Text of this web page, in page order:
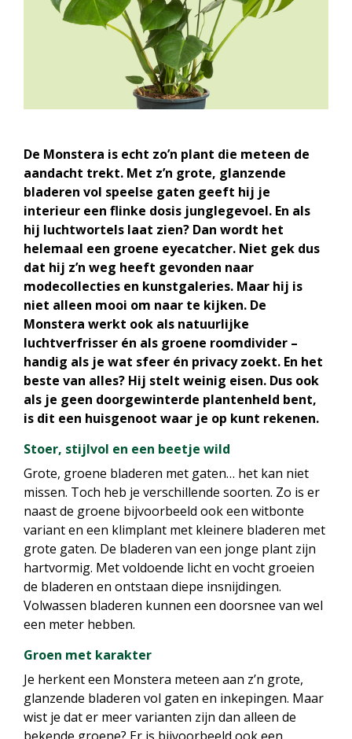
De Monstera is echt zo’n plant die meteen de
aandacht trekt. Met z’n grote, glanzende
bladeren vol speelse gaten geeft hij je
interieur een flinke dosis junglegevoel. En als
hij luchtwortels laat zien? Dan wordt het
helemaal een groene eyecatcher. Niet gek dus
dat hij z’n weg heeft gevonden naar
modecollecties en kunstgaleries. Maar hij is
niet alleen mooi om naar te kijken. De
Monstera werkt ook als natuurlijke
luchtverfrisser én als groene roomdivider –
handig als je wat sfeer én privacy zoekt. En het
beste van alles? Hij stelt weinig eisen. Dus ook
als je geen doorgewinterde plantenheld bent,
is dit een huisgenoot waar je op kunt rekenen.
Stoer, stijlvol en een beetje wild
Grote, groene bladeren met gaten… het kan niet
missen. Toch heb je verschillende soorten. Zo is er
naast de groene bijvoorbeeld ook een witbonte
variant en een klimplant met kleinere bladeren met
grote gaten. De bladeren van een jonge plant zijn
hartvormig. Met voldoende licht en vocht groeien
de bladeren en ontstaan diepe insnijdingen.
Volwassen bladeren kunnen een doorsnee van wel
een meter hebben.
Groen met karakter
Je herkent een Monstera meteen aan z’n grote,
glanzende bladeren vol gaten en inkepingen. Maar
wist je dat er meer varianten zijn dan alleen de